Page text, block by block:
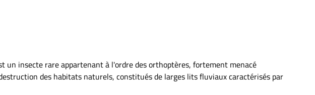
un insecte rare appartenant à l'ordre des orthoptères, fortement menacé
des habitats naturels, constitués de larges lits fluviaux caractérisés par